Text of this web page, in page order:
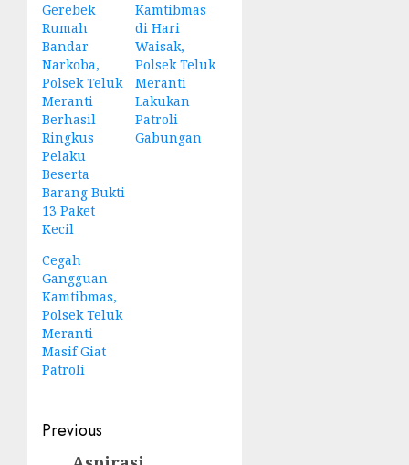
Gerebek
Rumah
Bandar
Narkoba,
Polsek Teluk
Meranti
Berhasil
Ringkus
Pelaku
Beserta
Barang Bukti
13 Paket
Kecil
Kamtibmas
di Hari
Waisak,
Polsek Teluk
Meranti
Lakukan
Patroli
Gabungan
Cegah
Gangguan
Kamtibmas,
Polsek Teluk
Meranti
Masif Giat
Patroli
Post
Previous